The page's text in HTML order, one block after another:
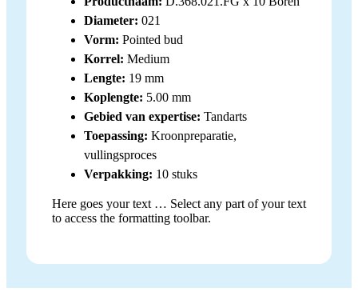
Diameter: 021
Vorm: Pointed bud
Korrel: Medium
Lengte: 19 mm
Koplengte: 5.00 mm
Gebied van expertise: Tandarts
Toepassing: Kroonpreparatie,
vullingsproces
Verpakking: 10 stuks
Here goes your text … Select any part of your text
to access the formatting toolbar.